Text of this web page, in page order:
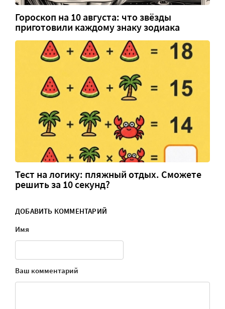
Гороскоп на 10 августа: что звёзды
приготовили каждому знаку зодиака
Тест на логику: пляжный отдых. Сможете
решить за 10 секунд?
ДОБАВИТЬ КОММЕНТАРИЙ
Имя
Ваш комментарий